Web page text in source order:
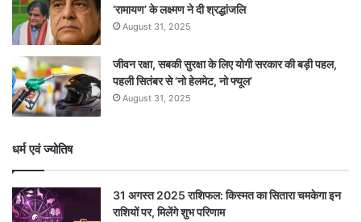
‘रामायण’ के लक्ष्मण ने दी श्रद्धांजलि
August 31, 2025
जीवन रक्षा, सबकी सुरक्षा के लिए योगी सरकार की बड़ी पहल,
पहली सितंबर से ‘नो हेलमेट, नो फ्यूल’
August 31, 2025
धर्म एवं ज्योतिष
31 अगस्त 2025 राशिफल: किस्मत का सितारा चमकेगा इन
राशियों पर, मिलेंगे शुभ परिणाम